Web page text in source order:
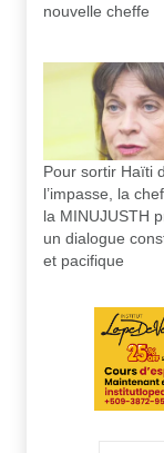
nouvelle cheffe
Pour sortir Haïti
l’impasse, la
la MINUJUSTH
un dialogue
et pacifique